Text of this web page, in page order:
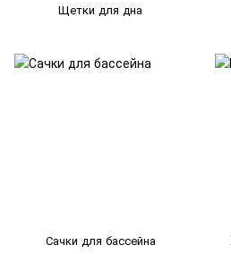
Щетки для дна
Сачки для бассейна